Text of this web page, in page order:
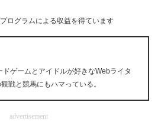
ト
ティ
ログラムによる収益を得ています
ドゲームとアイドルが好きなWebライタ
戦と競馬にもハマっている。
advertisement